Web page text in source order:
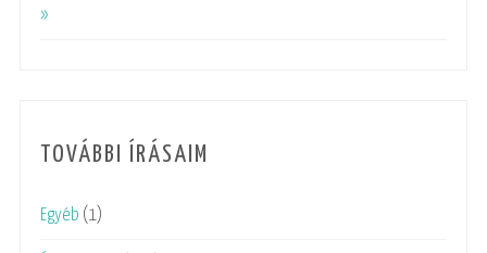
»
TOVÁBBI ÍRÁSAIM
Egyéb (1)